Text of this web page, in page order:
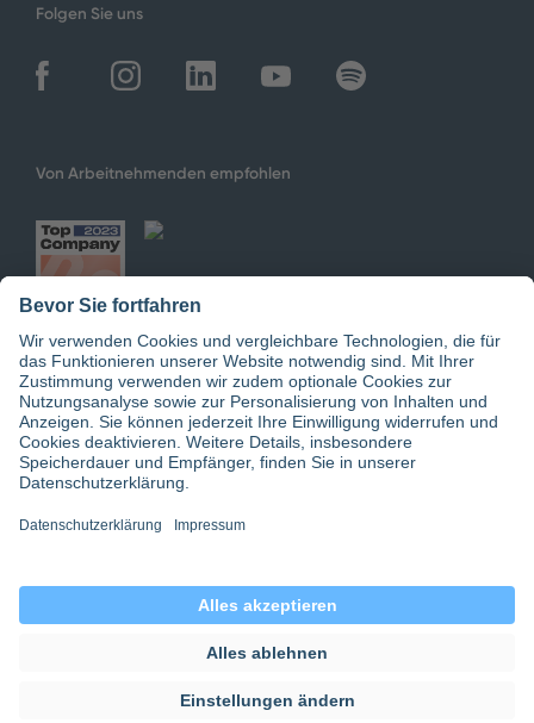
Folgen Sie uns
Von Arbeitnehmenden empfohlen
Jetzt doctari App downloaden
© 2026 doctari GmbH | doctari Pflege GmbH